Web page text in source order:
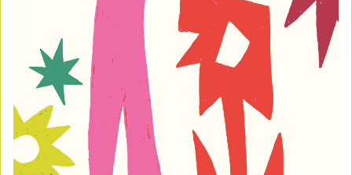
Mon Salon
Programmation
Pour enregistrer vos favoris,
connectez-vous ou créez votre profil
Mon Salon